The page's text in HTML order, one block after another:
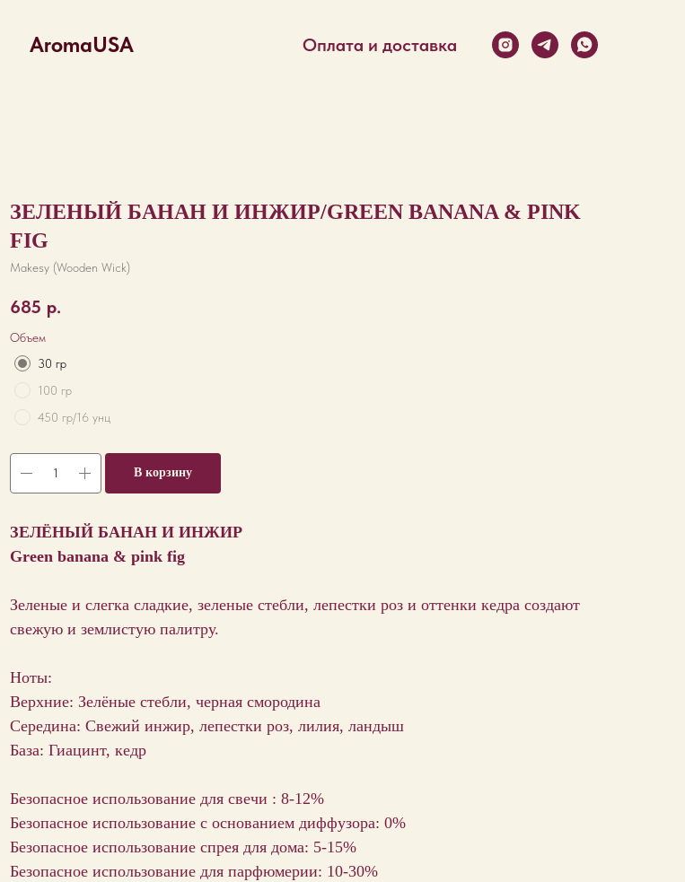
AromaUSA Оплата и доставка
ЗЕЛЕНЫЙ БАНАН И ИНЖИР/GREEN BANANA & PINK
FIG
Makesy (Wooden Wick)
685 р.
Объем
30 гр
100 гр
450 гр/16 унц
В корзину
ЗЕЛЁНЫЙ БАНАН И ИНЖИР
Green banana & pink fig
Зеленые и слегка сладкие, зеленые стебли, лепестки роз и оттенки кедра создают
свежую и землистую палитру.
Ноты:
Верхние: Зелёные стебли, черная смородина
Середина: Свежий инжир, лепестки роз, лилия, ландыш
База: Гиацинт, кедр
Безопасное использование для свечи : 8-12%
Безопасное использование с основанием диффузора: 0%
Безопасное использование спрея для дома: 5-15%
Безопасное использование для парфюмерии: 10-30%